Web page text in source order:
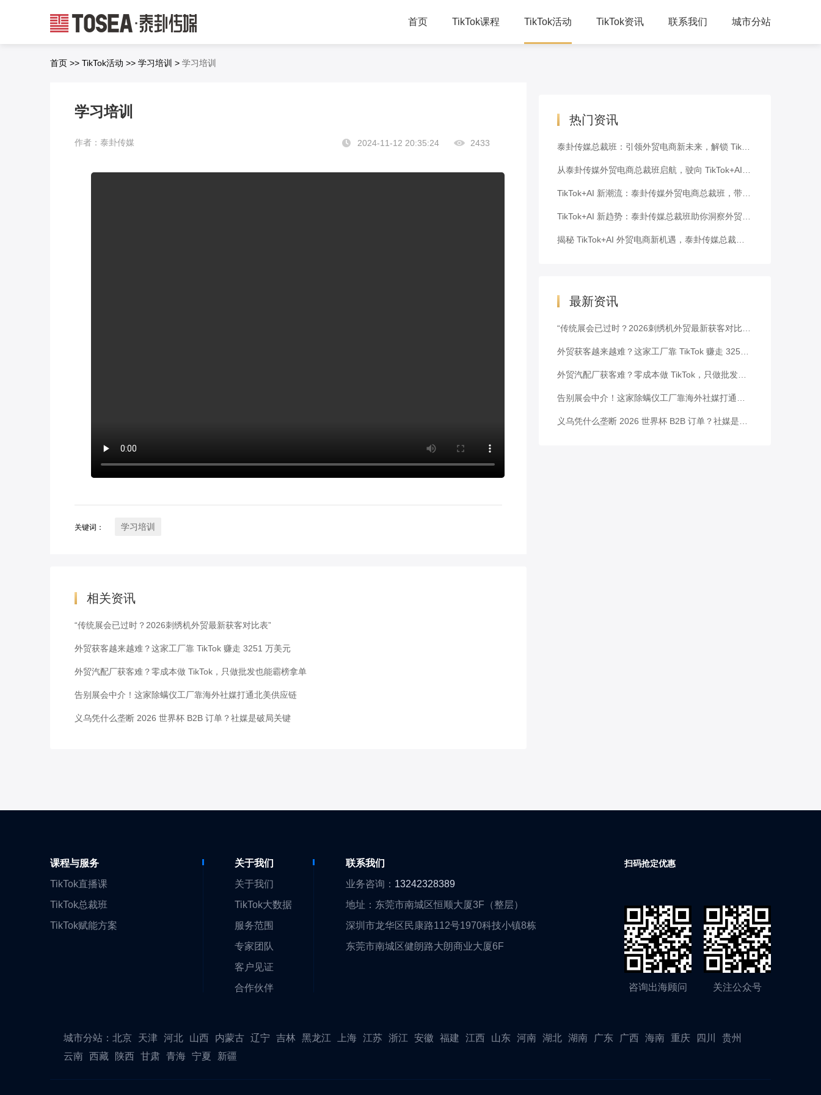
首页 TikTok课程 TikTok活动
线下交流
TikTok资讯
跨境资讯
联系我们 城市分站
首页 >> TikTok活动 >> 学习培训 > 学习培训
学习培训
作者：泰卦传媒 2024-11-12 20:35:24 2433
关键词： 学习培训
相关资讯
“传统展会已过时？2026刺绣机外贸最新获客对比表”
外贸获客越来越难？这家工厂靠 TikTok 赚走 3251 万美元
外贸汽配厂获客难？零成本做 TikTok，只做批发也能霸榜拿单
告别展会中介！这家除螨仪工厂靠海外社媒打通北美供应链
义乌凭什么垄断 2026 世界杯 B2B 订单？社媒是破局关键
热门资讯
最新资讯
课程与服务
TikTok直播课
TikTok总裁班
TikTok赋能方案
关于我们
关于我们
TikTok大数据
服务范围
专家团队
客户见证
合作伙伴
联系我们
业务咨询： 13242328389
地址：东莞市南城区恒顺大厦3F（整层）
深圳市龙华区民康路112号1970科技小镇8栋
东莞市南城区健朗路大朗商业大厦6F
扫码抢定优惠
咨询出海顾问 关注公众号
城市分站： 北京 天津 河北 山西 内蒙古 辽宁 吉林 黑龙江 上海 江苏 浙江 安徽 福建 江西 山东 河南 湖北 湖南 广东 广西 海南 重庆 四川
贵州
云南 西藏 陕西 甘肃 青海 宁夏 新疆